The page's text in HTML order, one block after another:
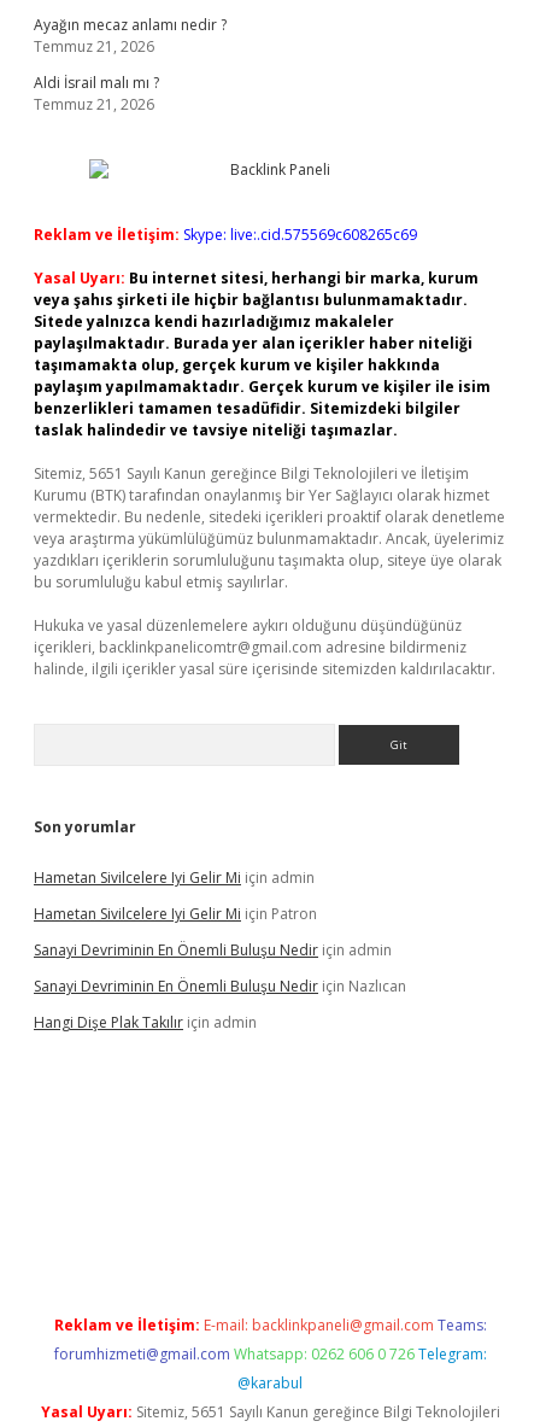
Ayağın mecaz anlamı nedir ?
Temmuz 21, 2026
Aldi İsrail malı mı ?
Temmuz 21, 2026
Reklam ve İletişim: Skype: live:.cid.575569c608265c69
Yasal Uyarı: Bu internet sitesi, herhangi bir marka, kurum
veya şahıs şirketi ile hiçbir bağlantısı bulunmamaktadır.
Sitede yalnızca kendi hazırladığımız makaleler
paylaşılmaktadır. Burada yer alan içerikler haber niteliği
taşımamakta olup, gerçek kurum ve kişiler hakkında
paylaşım yapılmamaktadır. Gerçek kurum ve kişiler ile isim
benzerlikleri tamamen tesadüfidir. Sitemizdeki bilgiler
taslak halindedir ve tavsiye niteliği taşımazlar.
Sitemiz, 5651 Sayılı Kanun gereğince Bilgi Teknolojileri ve İletişim
Kurumu (BTK) tarafından onaylanmış bir Yer Sağlayıcı olarak hizmet
vermektedir. Bu nedenle, sitedeki içerikleri proaktif olarak denetleme
veya araştırma yükümlülüğümüz bulunmamaktadır. Ancak, üyelerimiz
yazdıkları içeriklerin sorumluluğunu taşımakta olup, siteye üye olarak
bu sorumluluğu kabul etmiş sayılırlar.
Hukuka ve yasal düzenlemelere aykırı olduğunu düşündüğünüz
içerikleri, backlinkpanelicomtr@gmail.com adresine bildirmeniz
halinde, ilgili içerikler yasal süre içerisinde sitemizden kaldırılacaktır.
Son yorumlar
Hametan Sivilcelere Iyi Gelir Mi için admin
Hametan Sivilcelere Iyi Gelir Mi için Patron
Sanayi Devriminin En Önemli Buluşu Nedir için admin
Sanayi Devriminin En Önemli Buluşu Nedir için Nazlıcan
Hangi Dişe Plak Takılır için admin
Reklam ve İletişim: E-mail: backlinkpaneli@gmail.com Teams:
forumhizmeti@gmail.com Whatsapp: 0262 606 0 726 Telegram:
@karabul
Yasal Uyarı: Sitemiz, 5651 Sayılı Kanun gereğince Bilgi Teknolojileri